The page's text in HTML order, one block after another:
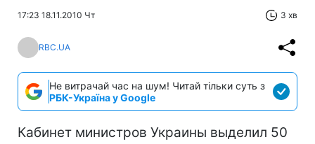
17:23 18.11.2010 Чт 3 хв
RBC.UA
Не витрачай час на шум! Читай тільки суть з
РБК-Україна у Google
Кабинет министров Украины выделил 50